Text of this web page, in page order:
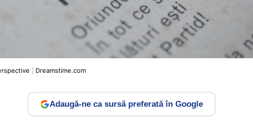
Dreamstime.com
Adaugă-ne ca sursă preferată în Google